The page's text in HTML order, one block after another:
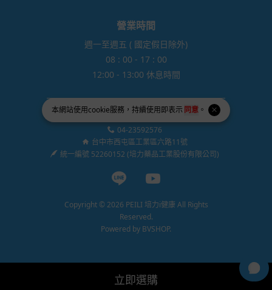
本網站使用cookie服務，持續使用即表示 同意 。
立即選購
營業時間
週一至週五 ( 國定假日除外)
08 : 00 - 17 : 00
12:00 - 13:00 休息時間
04-23592576
台中市西屯區工業區六路11號
統一編號 52260152 (培力藥品工業股份有限公司)
Line pageYoutube page
Copyright © 2026 PEILI 培力i健康 All Rights
Reserved.
Powered by BVSHOP.